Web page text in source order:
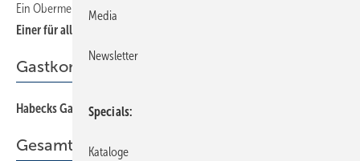
Ein Obermeistermodell mit drei handelnden Personen
Einer für all e, all e für eine Innung
Gastkommentar
Habecks Gas -Sparpflichten sind nicht durchdacht!
Gesamt-PDF der Ausgabe
Media
Newsletter
Specials
Kataloge